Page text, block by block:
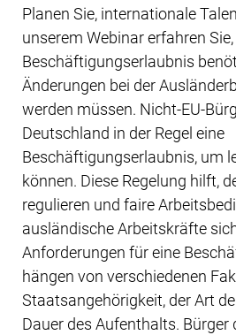
Planen Sie, internationale
unserem Webinar erfahren
Beschäftigungserlaubnis
Änderungen bei der
werden müssen. Nicht-EU-
Deutschland in der Regel eine
Beschäftigungserlaubnis, um
können. Diese Regelung hilft,
regulieren und faire
ausländische Arbeitskräfte
Anforderungen für eine
hängen von verschiedenen
Staatsangehörigkeit, der Art
Dauer des Aufenthalts. Bürger